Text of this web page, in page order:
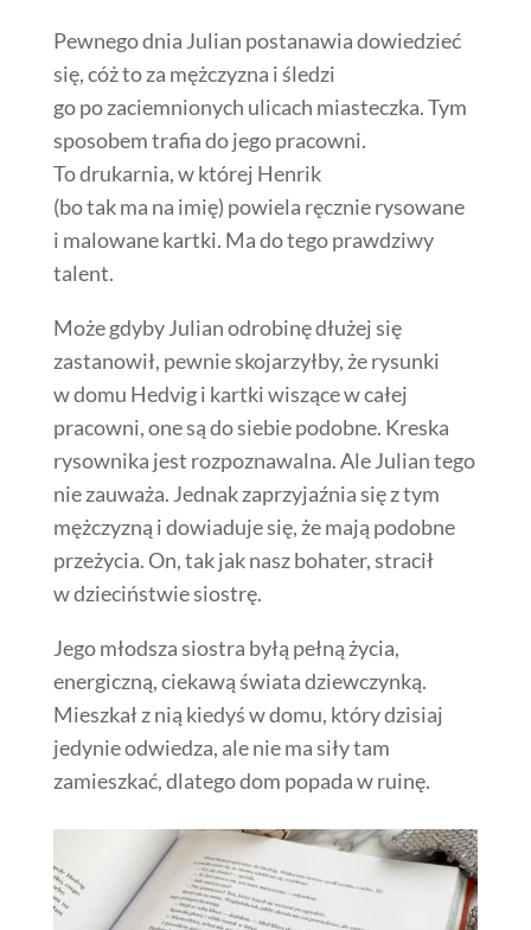
Pewnego dnia Julian postanawia dowiedzieć
się, cóż to za mężczyzna i śledzi
go po zaciemnionych ulicach miasteczka. Tym
sposobem trafia do jego pracowni.
To drukarnia, w której Henrik
(bo tak ma na imię) powiela ręcznie rysowane
i malowane kartki. Ma do tego prawdziwy
talent.
Może gdyby Julian odrobinę dłużej się
zastanowił, pewnie skojarzyłby, że rysunki
w domu Hedvig i kartki wiszące w całej
pracowni, one są do siebie podobne. Kreska
rysownika jest rozpoznawalna. Ale Julian tego
nie zauważa. Jednak zaprzyjaźnia się z tym
mężczyzną i dowiaduje się, że mają podobne
przeżycia. On, tak jak nasz bohater, stracił
w dzieciństwie siostrę.
Jego młodsza siostra byłą pełną życia,
energiczną, ciekawą świata dziewczynką.
Mieszkał z nią kiedyś w domu, który dzisiaj
jedynie odwiedza, ale nie ma siły tam
zamieszkać, dlatego dom popada w ruinę.